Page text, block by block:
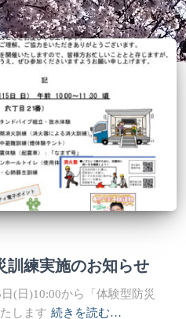
訓練実施のお知らせ
(日)10:00から「体験型防災
します 続きを読む…